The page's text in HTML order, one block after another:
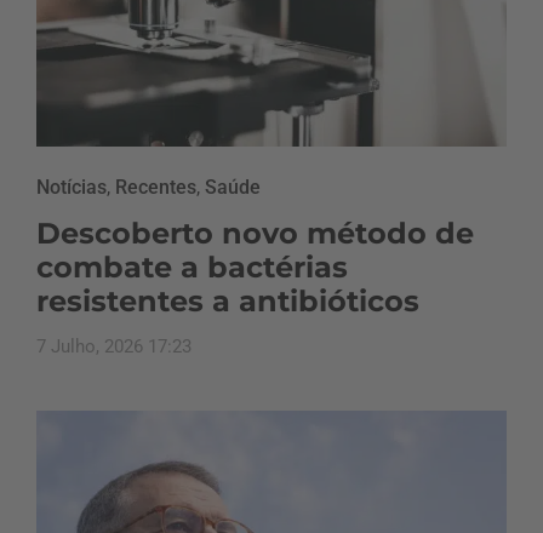
Notícias, Recentes, Saúde
Descoberto novo método de
combate a bactérias
resistentes a antibióticos
7 Julho, 2026 17:23